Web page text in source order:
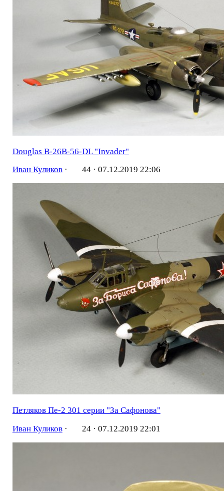
Douglas B-26B-56-DL "Invader"
Иван Куликов· 44 · 07.12.2019 22:06
Петляков Пе-2 301 серии "За Сафонова"
Иван Куликов· 24 · 07.12.2019 22:01